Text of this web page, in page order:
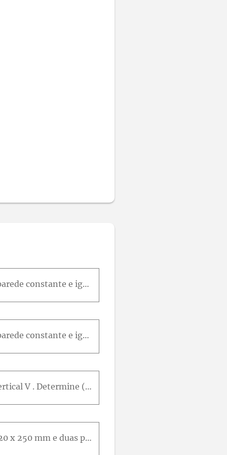
Uma viga extrudada tem seção transversal como mostrado e uma espessura de parede constante e igual a 3 m m . Para uma força cortante vertical de 10 k N , determinar:A tensão de cisalhamento no ponto A
Uma viga extrudada tem seção transversal como mostrado e uma espessura de parede constante e igual a 3 m m . Para uma força cortante vertical de 10 k N , determinar:A máxima tensão de cisalhamento na
Uma viga com a seção transversal mostrada é submetida a uma força cortante vertical V . Determine (a) a linha horizontal ao longo da qual a tensão de cisalhamento máxima. (b) a constante k na expressã
A viga fabricada mostrada é feita colando duas tiras de madeira compensada de 20 x 250 mm e duas pranchas de 50 x 100 mm. Sabendo que a tensão de cisalhamento média nas juntas coladas é de 350 kPa, de